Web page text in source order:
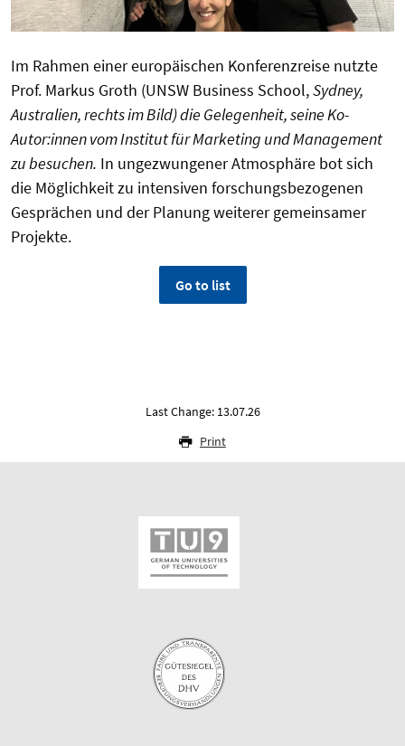
Im Rahmen einer europäischen Konferenzreise nutzte
Prof. Markus Groth (UNSW Business School,Sydney,
Australien, rechts im Bild) die Gelegenheit, seine Ko-
Autor:innen vom Institut für Marketing und Management
zu besuchen. In ungezwungener Atmosphäre bot sich
die Möglichkeit zu intensiven forschungsbezogenen
Gesprächen und der Planung weiterer gemeinsamer
Projekte.
Go to list
Last Change: 13.07.26
Print